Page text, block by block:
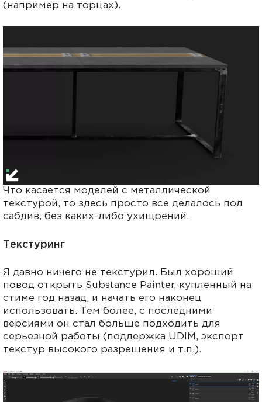
(например на торцах).
Что касается моделей с металлической
текстурой, то здесь просто все делалось под
сабдив, без каких-либо ухищрений.
Текстуринг
Я давно ничего не текстурил. Был хороший
повод открыть Substance Painter, купленный на
стиме год назад, и начать его наконец
использовать. Тем более, с последними
версиями он стал больше подходить для
серьезной работы (поддержка UDIM, экспорт
текстур высокого разрешения и т.п.).